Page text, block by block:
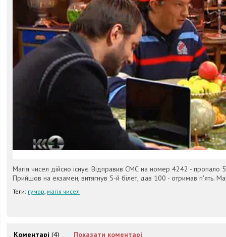
Магія чисел дійсно існує. Відправив СМС на номер 4242 - пропало
Прийшов на екзамен, витягнув 5-й білет, дав 100 - отримав п'ять.
Теги: гумор, магія чисел
Коментарі (4) Показати коментарі